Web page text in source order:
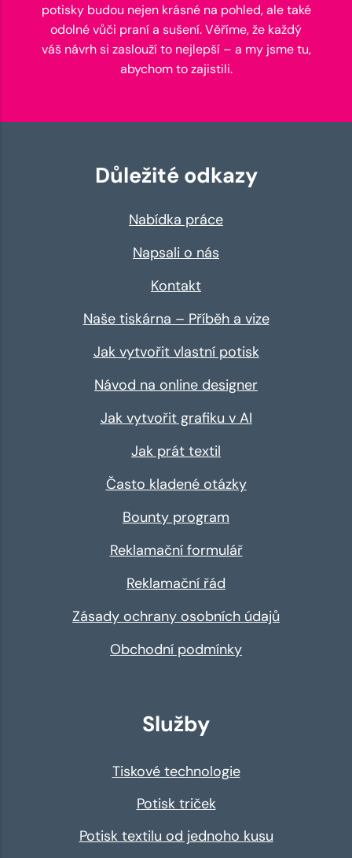
potisky budou nejen krásné na pohled, ale také
odolné vůči praní a sušení. Věříme, že každý
váš návrh si zaslouží to nejlepší – a my jsme tu,
abychom to zajistili.
Důležité odkazy
Nabídka práce
Napsali o nás
Kontakt
Naše tiskárna – Příběh a vize
Jak vytvořit vlastní potisk
Návod na online designer
Jak vytvořit grafiku v AI
Jak prát textil
Často kladené otázky
Bounty program
Reklamační formulář
Reklamační řád
Zásady ochrany osobních údajů
Obchodní podmínky
Služby
Tiskové technologie
Potisk triček
Potisk textilu od jednoho kusu